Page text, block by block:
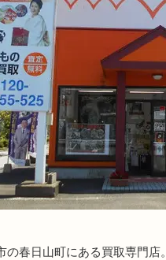
の春日山町にある買取専門店。